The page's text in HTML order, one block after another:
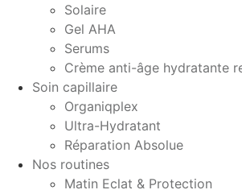
Solaire
Gel AHA
Serums
Crème anti-âge hydratante
Soin capillaire
Organiqplex
Ultra-Hydratant
Réparation Absolue
Nos routines
Matin Eclat & Protection